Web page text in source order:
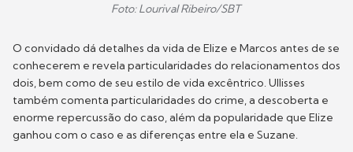
Foto: Lourival Ribeiro/SBT
O convidado dá detalhes da vida de Elize e Marcos antes de se
conhecerem e revela particularidades do relacionamentos dos
dois, bem como de seu estilo de vida excêntrico. Ullisses
também comenta particularidades do crime, a descoberta e
enorme repercussão do caso, além da popularidade que Elize
ganhou com o caso e as diferenças entre ela e Suzane.